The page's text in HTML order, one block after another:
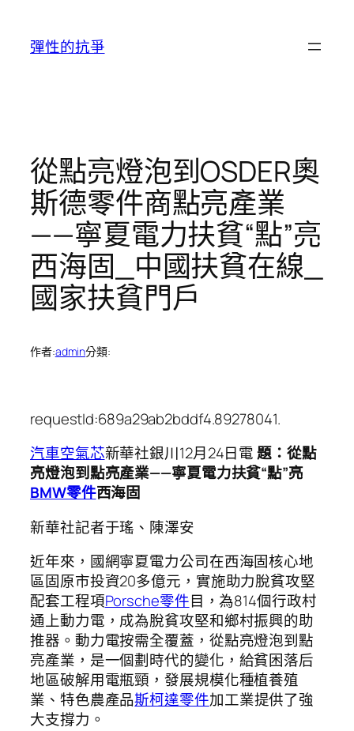
彈性的抗爭
從點亮燈泡到OSDER奧
斯德零件商點亮產業
——寧夏電力扶貧“點”亮
西海固_中國扶貧在線_
國家扶貧門戶
作者:admin分類:
requestId:689a29ab2bddf4.89278041.
汽車空氣芯新華社銀川12月24日電題：從點
亮燈泡到點亮產業——寧夏電力扶貧“點”亮
BMW零件西海固
新華社記者于瑤、陳澤安
近年來，國網寧夏電力公司在西海固核心地
區固原市投資20多億元，實施助力脫貧攻堅
配套工程項Porsche零件目，為814個行政村
通上動力電，成為脫貧攻堅和鄉村振興的助
推器。動力電按需全覆蓋，從點亮燈泡到點
亮產業，是一個劃時代的變化，給貧困落后
地區破解用電瓶頸，發展規模化種植養殖
業、特色農產品斯柯達零件加工業提供了強
大支撐力。